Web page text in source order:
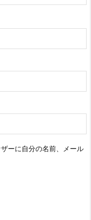
ーに自分の名前、メール